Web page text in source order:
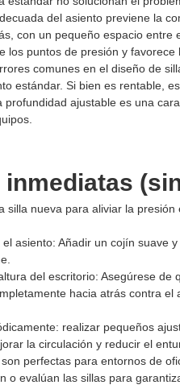
del asiento previene la
con un pequeño espacio
los puntos de presión y favorece
comunes en el diseño de
estándar. Si bien es rentable,
profundidad ajustable es una
silla nueva para aliviar la
asiento: Añadir un cojín suave
del escritorio: Asegúrese
hacia atrás contra
realizar pequeños
la circulación y reducir el
perfectas para entornos de
o evalúan las sillas para